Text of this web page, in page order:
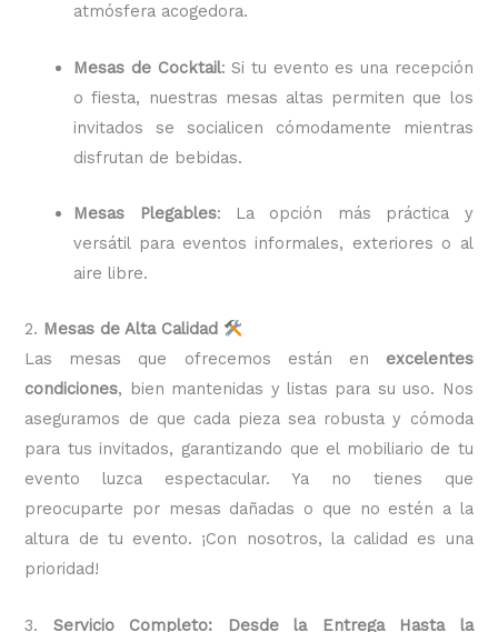
atmósfera acogedora.
Mesas de Cocktail: Si tu evento es una recepción
o fiesta, nuestras mesas altas permiten que los
invitados se socialicen cómodamente mientras
disfrutan de bebidas.
Mesas Plegables: La opción más práctica y
versátil para eventos informales, exteriores o al
aire libre.
2. Mesas de Alta Calidad
Las mesas que ofrecemos están en excelentes
condiciones, bien mantenidas y listas para su uso. Nos
aseguramos de que cada pieza sea robusta y cómoda
para tus invitados, garantizando que el mobiliario de tu
evento luzca espectacular. Ya no tienes que
preocuparte por mesas dañadas o que no estén a la
altura de tu evento. ¡Con nosotros, la calidad es una
prioridad!
3. Servicio Completo: Desde la Entrega Hasta la